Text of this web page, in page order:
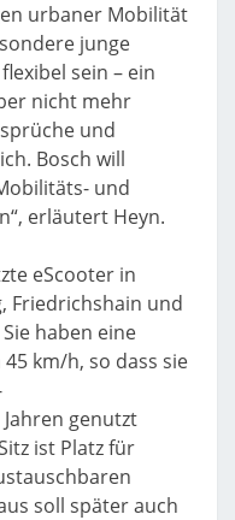
urbaner Mobilität
junge
sein – ein
nicht mehr
und
Bosch will
und
erläutert Heyn.
eScooter in
Friedrichshain und
haben eine
km/h, so dass sie
genutzt
ist Platz für
soll später auch